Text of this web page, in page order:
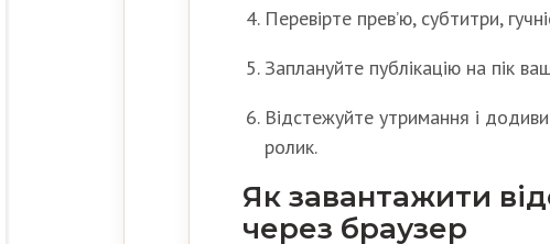
Перевірте прев’ю, субтитри,
Заплануйте публікацію на пік
Відстежуйте утримання і
ролик.
Як завантажити
через браузер